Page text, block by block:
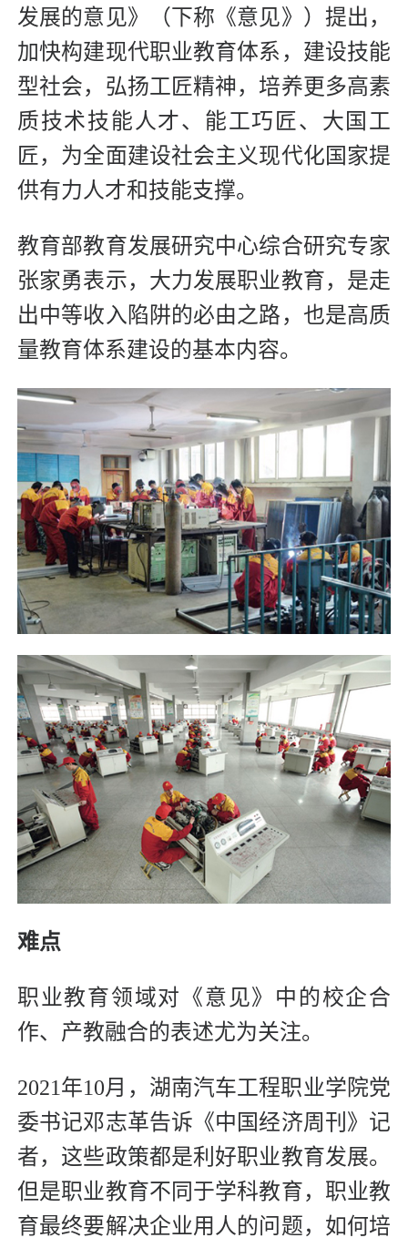
发展的意见》（下称《意见》）提出，
加快构建现代职业教育体系，建设技能
型社会，弘扬工匠精神，培养更多高素
质技术技能人才、能工巧匠、大国工
匠，为全面建设社会主义现代化国家提
供有力人才和技能支撑。
教育部教育发展研究中心综合研究专家
张家勇表示，大力发展职业教育，是走
出中等收入陷阱的必由之路，也是高质
量教育体系建设的基本内容。
难点
职业教育领域对《意见》中的校企合
作、产教融合的表述尤为关注。
2021年10月，湖南汽车工程职业学院党
委书记邓志革告诉《中国经济周刊》记
者，这些政策都是利好职业教育发展。
但是职业教育不同于学科教育，职业教
育最终要解决企业用人的问题，如何培